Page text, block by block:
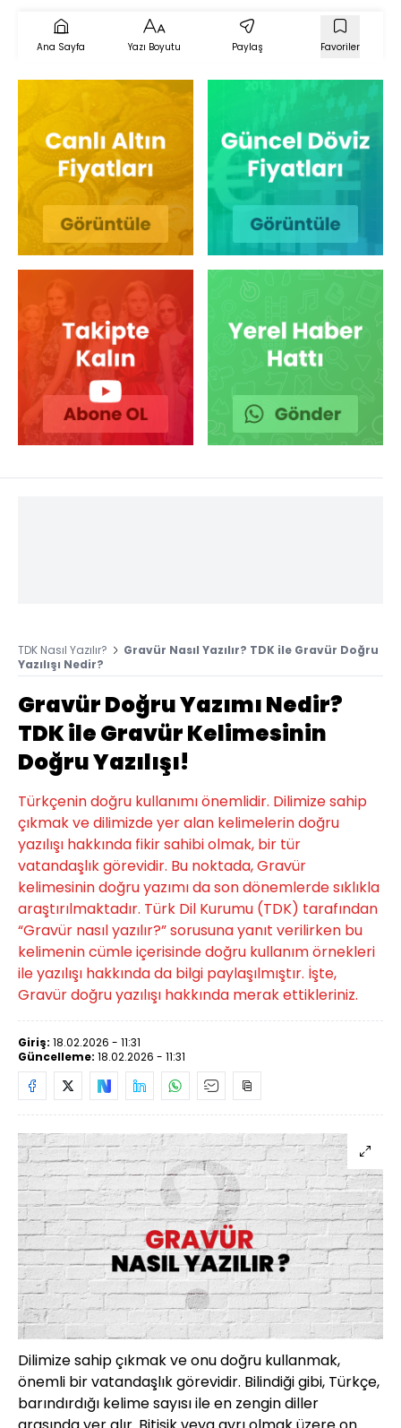
Ana Sayfa Yazı Boyutu Paylaş Favoriler
TDK Nasıl Yazılır?
Gravür Nasıl Yazılır? TDK ile Gravür Doğru
Yazılışı Nedir?
Gravür Doğru Yazımı Nedir?
TDK ile Gravür Kelimesinin
Doğru Yazılışı!
Türkçenin doğru kullanımı önemlidir. Dilimize sahip
çıkmak ve dilimizde yer alan kelimelerin doğru
yazılışı hakkında fikir sahibi olmak, bir tür
vatandaşlık görevidir. Bu noktada, Gravür
kelimesinin doğru yazımı da son dönemlerde sıklıkla
araştırılmaktadır. Türk Dil Kurumu (TDK) tarafından
“Gravür nasıl yazılır?” sorusuna yanıt verilirken bu
kelimenin cümle içerisinde doğru kullanım örnekleri
ile yazılışı hakkında da bilgi paylaşılmıştır. İşte,
Gravür doğru yazılışı hakkında merak ettikleriniz.
Giriş: 18.02.2026 - 11:31
Güncelleme: 18.02.2026 - 11:31
Dilimize sahip çıkmak ve onu doğru kullanmak,
önemli bir vatandaşlık görevidir. Bilindiği gibi, Türkçe,
barındırdığı kelime sayısı ile en zengin diller